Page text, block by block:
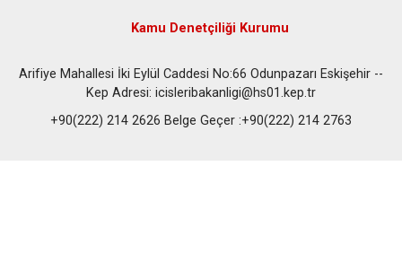
Kamu Denetçiliği Kurumu
Arifiye Mahallesi İki Eylül Caddesi No:66 Odunpazarı Eskişehir --
Kep Adresi: icisleribakanligi@hs01.kep.tr
+90(222) 214 2626 Belge Geçer :+90(222) 214 2763